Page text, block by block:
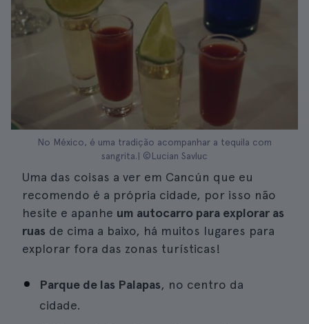
No México, é uma tradição acompanhar a tequila com
sangrita.| ©Lucian Savluc
Uma das coisas a ver em Cancún que eu
recomendo é a própria cidade, por isso não
hesite e apanhe um autocarro para explorar as
ruas de cima a baixo, há muitos lugares para
explorar fora das zonas turísticas!
Parque de las Palapas, no centro da
cidade.